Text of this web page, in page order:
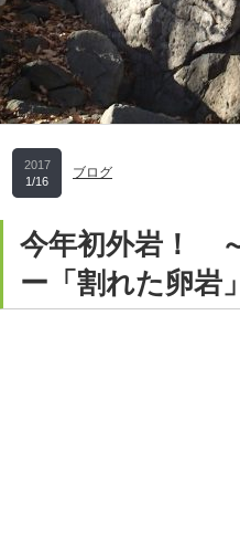
2017
1/16
ブログ
今年初外岩！
ー「割れた卵岩